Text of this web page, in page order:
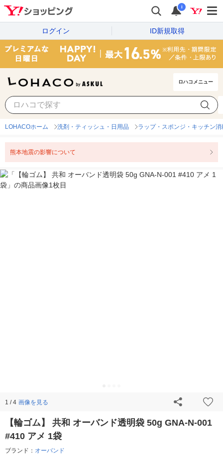
i
ログイン ID新規取得
ロハコメニュー
LOHACOホーム 洗剤・ティッシュ・日用品 ラップ・スポンジ・キッチン消
熊本地震の影響について
1 / 4 画像を見る
【輪ゴム】 共和 オーバンド透明袋 50g GNA-N-001
#410 アメ 1袋
ブランド： オーバンド